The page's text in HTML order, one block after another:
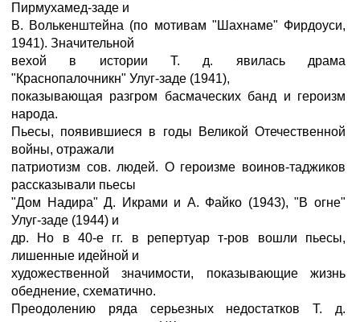
Пирмухамед-заде и
В. Волькенштейна (по мотивам "Шахнаме" Фирдоуси,
1941). Значительной
вехой в истории Т. д. явилась драма
"Краснопалочникн" Улуг-заде (1941),
показывающая разгром басмаческих банд и героизм
народа.
Пьесы, появившиеся в годы Великой Отечественной
войны, отражали
патриотизм сов. людей. О героизме воинов-таджиков
рассказывали пьесы
"Дом Надира" Д. Икрами и А. Файко (1943), "В огне"
Улуг-заде (1944) и
др. Но в 40-е гг. в репертуар т-ров вошли пьесы,
лишенные идейной и
художественной значимости, показывающие жизнь
обеднение, схематично.
Преодолению ряда серьезных недостатков Т. д.